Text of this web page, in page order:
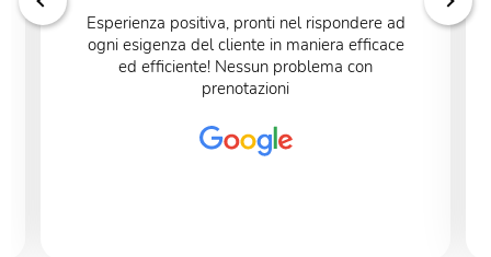
Esperienza positiva, pronti nel rispondere ad
ogni esigenza del cliente in maniera efficace
ed efficiente! Nessun problema con
prenotazioni